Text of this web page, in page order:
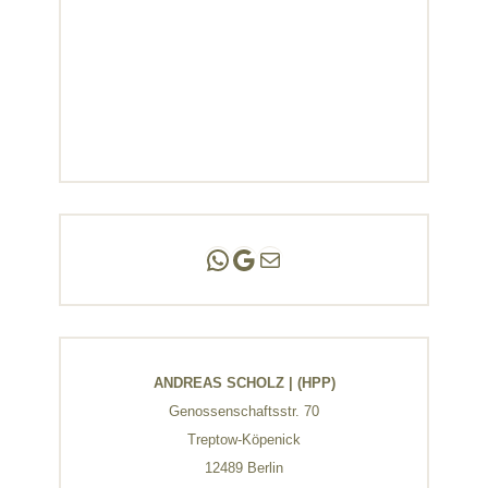
Andreas Scholz | (HPP)
Praxis Adlershof
E-Mail an mich ...
ANDREAS SCHOLZ | (HPP)
Genossenschaftsstr. 70
Treptow-Köpenick
12489 Berlin